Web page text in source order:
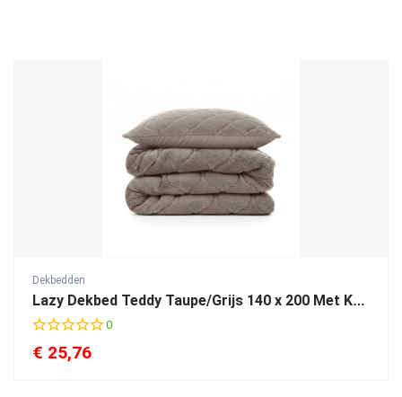
Dekbedden
Lazy Dekbed Teddy Taupe/Grijs 140 x 200 Met Kussensloop
0
€ 25,76